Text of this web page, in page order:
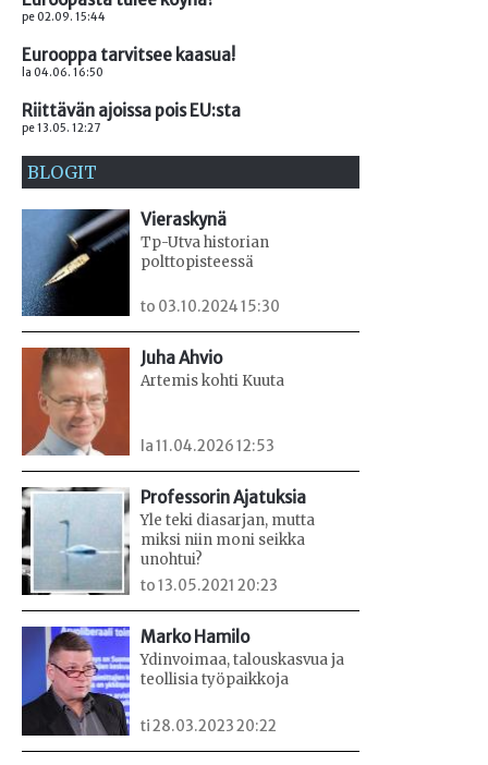
pe 02.09. 15:44
Eurooppa tarvitsee kaasua!
la 04.06. 16:50
Riittävän ajoissa pois EU:sta
pe 13.05. 12:27
BLOGIT
Vieraskynä
Tp-Utva historian
polttopisteessä
to 03.10.2024 15:30
Juha Ahvio
Artemis kohti Kuuta
la 11.04.2026 12:53
Professorin Ajatuksia
Yle teki diasarjan, mutta
miksi niin moni seikka
unohtui?
to 13.05.2021 20:23
Marko Hamilo
Ydinvoimaa, talouskasvua ja
teollisia työpaikkoja
ti 28.03.2023 20:22